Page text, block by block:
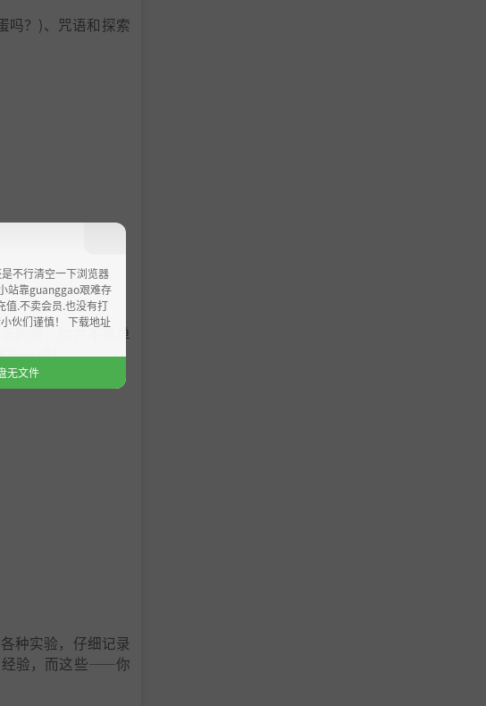
吗？)、咒语和探索
的是，你并不孤单
于一线！
种实验，仔细记录
经验，而这些——你
不行清空一下浏览器
站靠guanggao艰难存
值.不卖会员.也没有打
伙们谨慎！ 下载地址
无文件